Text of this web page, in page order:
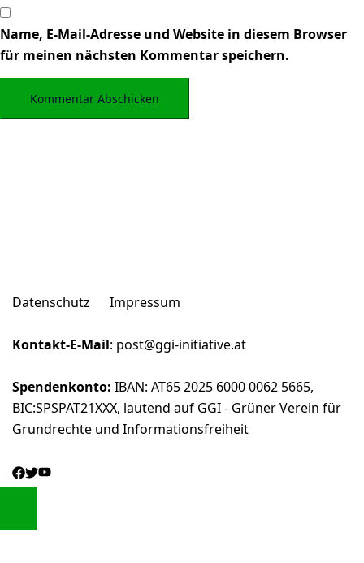
Name, E-Mail-Adresse und Website in diesem Browser
für meinen nächsten Kommentar speichern.
Datenschutz Impressum
Kontakt-E-Mail: post@ggi-initiative.at
Spendenkonto: IBAN: AT65 2025 6000 0062 5665,
BIC:SPSPAT21XXX, lautend auf GGI - Grüner Verein für
Grundrechte und Informationsfreiheit